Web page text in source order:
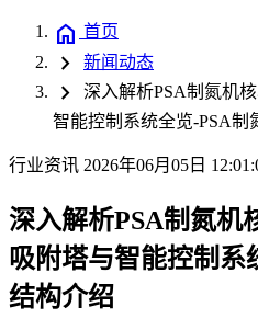
home 首页
chevron_right 新闻动态
chevron_right
深入解析PSA制氮机
智能控制系统全览-PSA制
行业资讯 2026年06月05日
深入解析PSA制氮机
吸附塔与智能控制系
结构介绍